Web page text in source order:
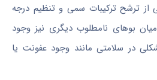
از ترشح ترکیبات سمی و تنظیم درجه
بوهای نامطلوب دیگری نیز وجود
در سلامتی مانند وجود عفونت یا